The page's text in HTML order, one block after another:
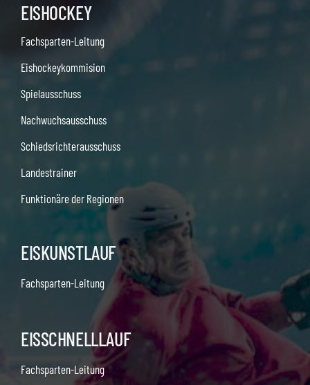
EISHOCKEY
Fachsparten-Leitung
Eishockeykommision
Spielausschuss
Nachwuchsausschuss
Schiedsrichterausschuss
Landestrainer
Funktionäre der Regionen
EISKUNSTLAUF
Fachsparten-Leitung
EISSCHNELLLAUF
Fachsparten-Leitung